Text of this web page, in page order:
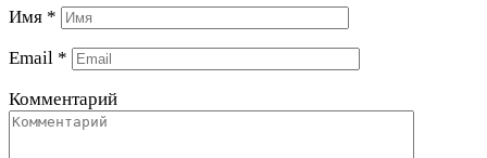
Имя *
Email *
Комментарий